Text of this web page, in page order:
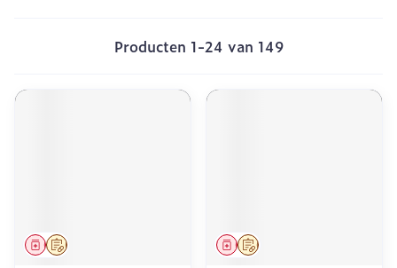
Producten 1-24 van 149
Op voorschrift
Geneesmiddel Op voorschrift
Geneesmiddel